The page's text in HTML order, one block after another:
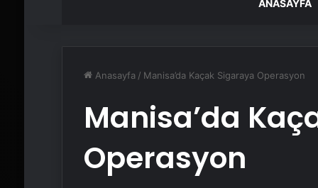
ANASAYFA
Anasayfa / Manisa’da Kaçak Sigaraya Operasyon
Manisa’da
Operasyon